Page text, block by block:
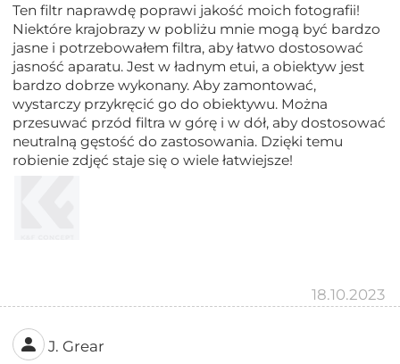
Ten filtr naprawdę poprawi jakość moich fotografii!
Niektóre krajobrazy w pobliżu mnie mogą być bardzo
jasne i potrzebowałem filtra, aby łatwo dostosować
jasność aparatu. Jest w ładnym etui, a obiektyw jest
bardzo dobrze wykonany. Aby zamontować,
wystarczy przykręcić go do obiektywu. Można
przesuwać przód filtra w górę i w dół, aby dostosować
neutralną gęstość do zastosowania. Dzięki temu
robienie zdjęć staje się o wiele łatwiejsze!
18.10.2023
J. Grear